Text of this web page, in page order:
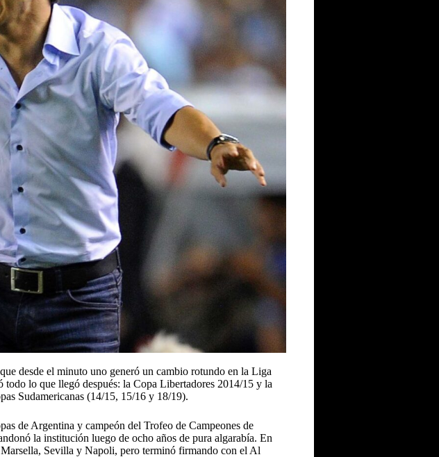
desde el minuto uno generó un cambio rotundo en la Liga
lo que llegó después: la Copa Libertadores 2014/15 y la
Sudamericanas (14/15, 15/16 y 18/19).
de Argentina y campeón del Trofeo de Campeones de
la institución luego de ocho años de pura algarabía. En
Sevilla y Napoli, pero terminó firmando con el Al